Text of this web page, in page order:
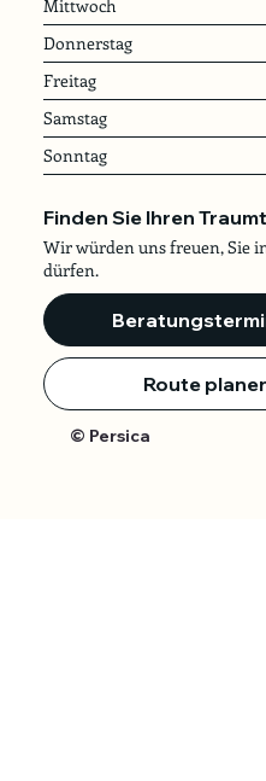
Mittwoch
Donnerstag
Freitag
Samstag
Sonntag
Finden Sie Ihren
Wir würden uns freuen, Sie
dürfen.
Route
© Persica